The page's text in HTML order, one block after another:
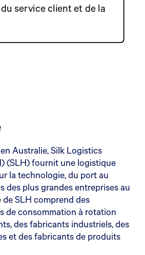
service client et de la
Australie, Silk Logistics
(SLH) fournit une logistique
la technologie, du port au
des plus grandes entreprises au
SLH comprend des
de consommation à rotation
des fabricants industriels, des
et des fabricants de produits